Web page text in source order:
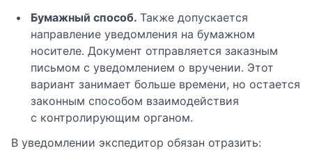
Бумажный способ. Также допускается
направление уведомления на бумажном
носителе. Документ отправляется заказным
письмом с уведомлением о вручении. Этот
вариант занимает больше времени, но остается
законным способом взаимодействия
с контролирующим органом.
В уведомлении экспедитор обязан отразить: